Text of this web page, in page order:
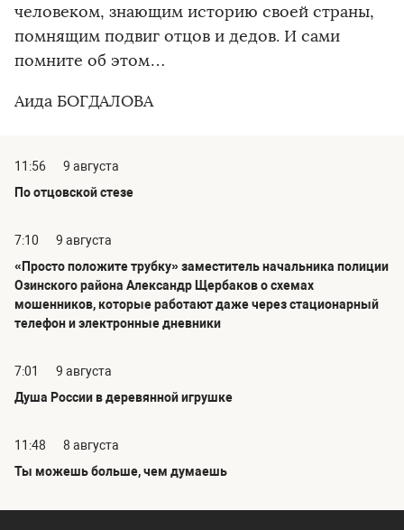
человеком, знающим историю своей страны,
помнящим подвиг отцов и дедов. И сами
помните об этом…
Аида БОГДАЛОВА
11:56
9 августа
По отцовской стезе
7:10
9 августа
«Просто положите трубку» заместитель начальника полиции
Озинского района Александр Щербаков о схемах
мошенников, которые работают даже через стационарный
телефон и электронные дневники
7:01
9 августа
Душа России в деревянной игрушке
11:48
8 августа
Ты можешь больше, чем думаешь